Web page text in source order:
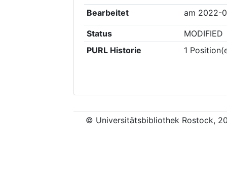
Bearbeitet am 2022-
Status
MODIFIED
PURL Historie
1
© Universitätsbibliothek Rostock,